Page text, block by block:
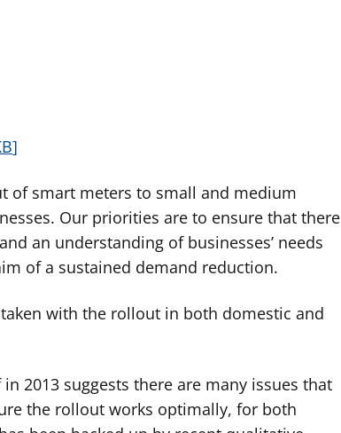
of smart meters to small and medium
Our priorities are to ensure that there
an understanding of businesses’ needs
of a sustained demand reduction.
with the rollout in both domestic and
2013 suggests there are many issues that
the rollout works optimally, for both